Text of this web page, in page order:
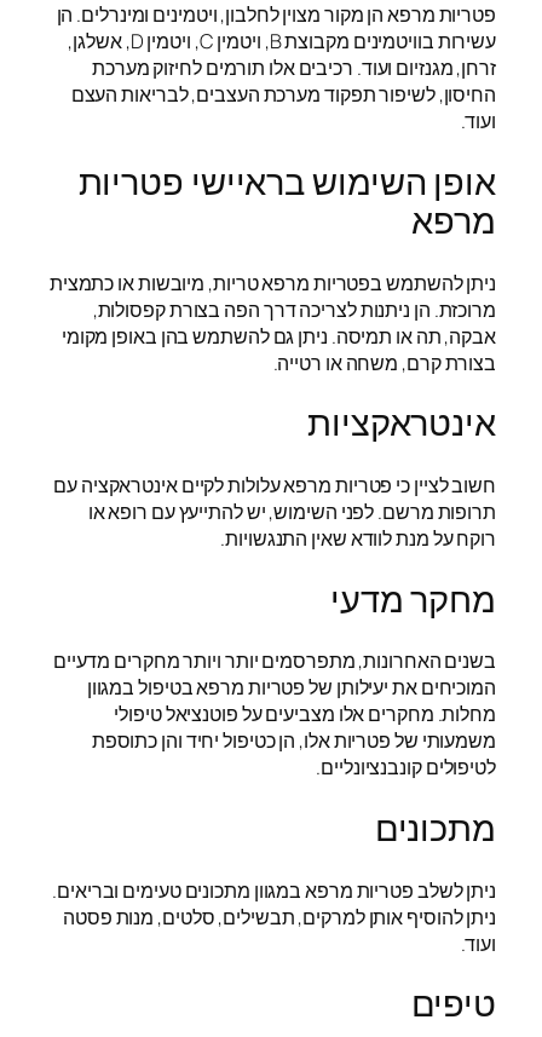
פטריות מרפא הן מקור מצוין לחלבון, ויטמינים ומינרלים. הן
עשירות בוויטמינים מקבוצת B, ויטמין C, ויטמין D, אשלגן,
זרחן, מגנזיום ועוד. רכיבים אלו תורמים לחיזוק מערכת
החיסון, לשיפור תפקוד מערכת העצבים, לבריאות העצם
ועוד.
אופן השימוש בראיישי פטריות
מרפא
ניתן להשתמש בפטריות מרפא טריות, מיובשות או כתמצית
מרוכזת. הן ניתנות לצריכה דרך הפה בצורת קפסולות,
אבקה, תה או תמיסה. ניתן גם להשתמש בהן באופן מקומי
בצורת קרם, משחה או רטייה.
אינטראקציות
חשוב לציין כי פטריות מרפא עלולות לקיים אינטראקציה עם
תרופות מרשם. לפני השימוש, יש להתייעץ עם רופא או
רוקח על מנת לוודא שאין התנגשויות.
מחקר מדעי
בשנים האחרונות, מתפרסמים יותר ויותר מחקרים מדעיים
המוכיחים את יעילותן של פטריות מרפא בטיפול במגוון
מחלות. מחקרים אלו מצביעים על פוטנציאל טיפולי
משמעותי של פטריות אלו, הן כטיפול יחיד והן כתוספת
לטיפולים קונבנציונליים.
מתכונים
ניתן לשלב פטריות מרפא במגוון מתכונים טעימים ובריאים.
ניתן להוסיף אותן למרקים, תבשילים, סלטים, מנות פסטה
ועוד.
טיפים